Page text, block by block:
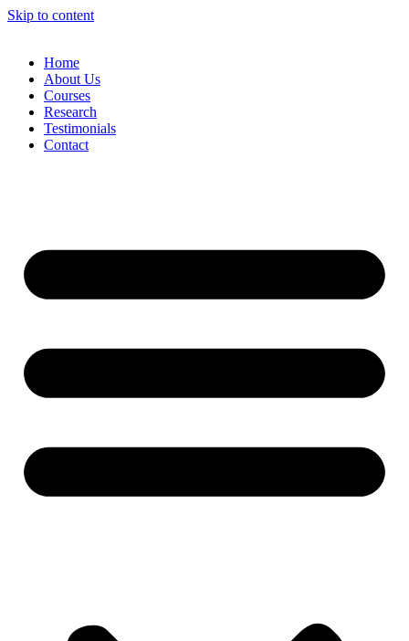
Skip to content
Home
About Us
Courses
Research
Testimonials
Contact